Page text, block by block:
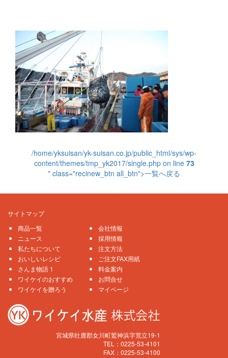
/home/yksuisan/yk-suisan.co.jp/public_html/sys/wp-
content/themes/tmp_yk2017/single.php on line 73
" class="recinew_btn all_btn">一覧へ戻る
サイトマップ
商品一覧
ニュース
私たちについて
おいしいレシピ
さんま物語 1
ワイケイのおすすめ
ワイケイを贈ろう
会社情報
採用情報
注文方法
ご注文FAX用紙
料金案内
お問合せ
マイページ
宮城県牡鹿郡女川町鷲神浜字荒立19-1
TEL：0225-53-4101
FAX：0225-53-4100